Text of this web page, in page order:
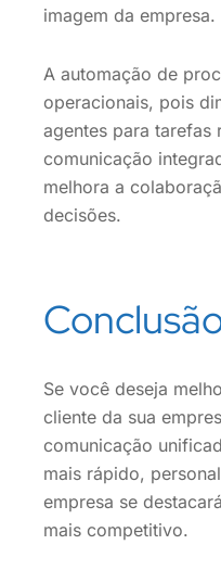
imagem da empresa.
A automação de
operacionais, pois
agentes para tarefas
comunicação
melhora a
decisões.
Se você deseja
cliente da sua
comunicação
mais rápido,
empresa se
mais competitivo.